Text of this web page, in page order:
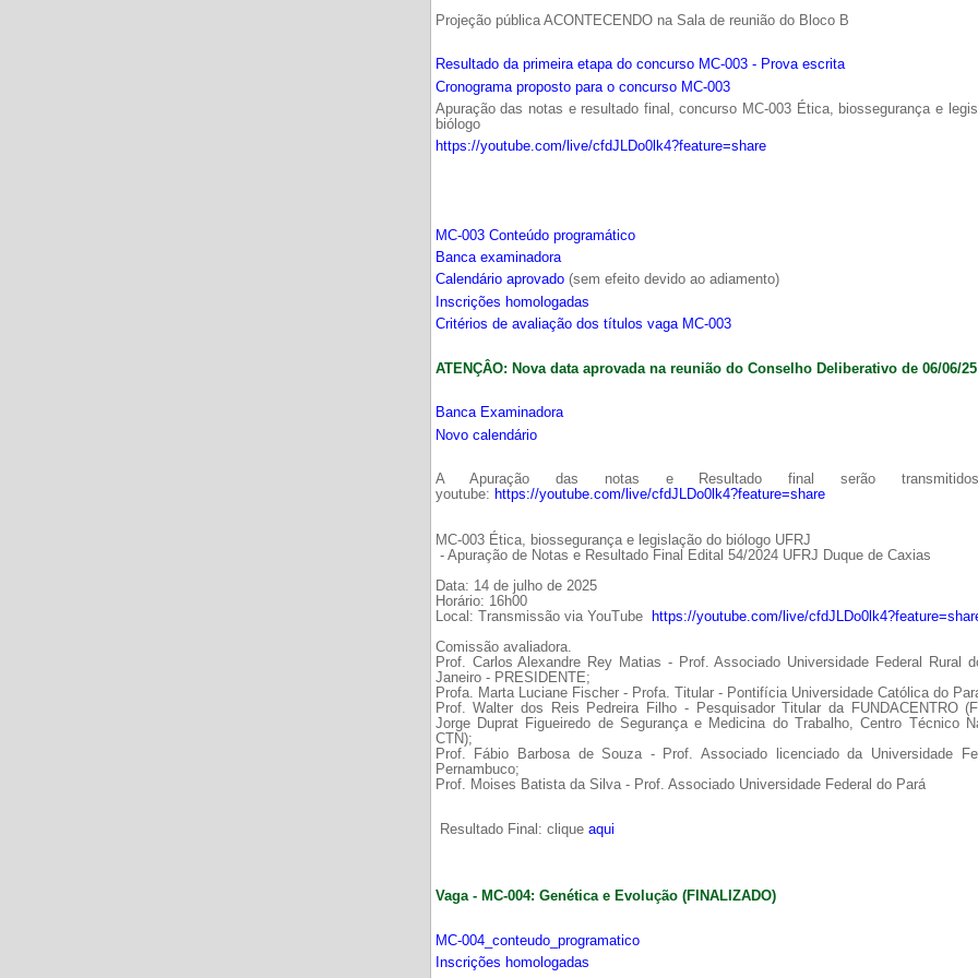
Projeção pública ACONTECENDO na Sala de reunião do Bloco B
Resultado da primeira etapa do concurso MC-003 - Prova escrita
Cronograma proposto para o concurso MC-003
Apuração das notas e resultado final, concurso MC-003 Ética, biossegurança e
biólogo
https://youtube.com/live/cfdJLDo0lk4?feature=share
MC-003 Conteúdo programático
Banca examinadora
Calendário aprovado(sem efeito devido ao adiamento)
Inscrições homologadas
Critérios de avaliação dos títulos vaga MC-003
ATENÇÂO: Nova data aprovada na reunião do Conselho Deliberativo de 06/06/25
Banca Examinadora
Novo calendário
A Apuração das notas e Resultado final serão
youtube: https://youtube.com/live/cfdJLDo0lk4?feature=share
MC-003 Ética, biossegurança e legislação do biólogo UFRJ
- Apuração de Notas e Resultado Final Edital 54/2024 UFRJ Duque de Caxias
Data: 14 de julho de 2025
Horário: 16h00
Local: Transmissão via YouTube
https://youtube.com/live/
Comissão avaliadora.
Prof. Carlos Alexandre Rey Matias - Prof. Associado Universidade Federal Rural
Janeiro - PRESIDENTE;
Profa. Marta Luciane Fischer - Profa. Titular - Pontifícia Universidade Católica do
Prof. Walter dos Reis Pedreira Filho - Pesquisador Titular da FUNDACENTRO
Jorge Duprat Figueiredo de Segurança e Medicina do Trabalho, Centro Técnico
CTN);
Prof. Fábio Barbosa de Souza - Prof. Associado licenciado da Universidade
Pernambuco;
Prof. Moises Batista da Silva - Prof. Associado Universidade Federal do Pará
Resultado Final: clique aqui
Vaga - MC-004: Genética e Evolução (FINALIZADO)
MC-004_conteudo_programatico
Inscrições homologadas